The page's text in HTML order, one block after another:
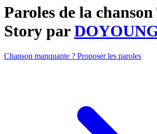
Paroles de la
Story par
Chanson manquante ? Proposer les paroles